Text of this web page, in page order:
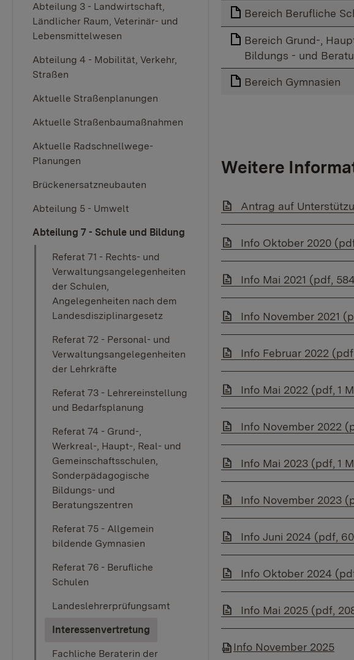
Abteilung 3 - Landwirtschaft,
Ländlicher Raum, Veterinär- und
Lebensmittelwesen
Abteilung 4 - Mobilität, Verkehr,
Straßen
Aktuelle Straßenplanungen
Aktuelle Straßenbaumaßnahmen
Aktuelle Radschnellwege-
Planungen
Brückenersatzneubauten
Abteilung 5 - Umwelt
Abteilung 7 - Schule und Bildung
Referat 71 - Rechts- und
Verwaltungsangelegenheiten
der Schulen,
Angelegenheiten nach dem
Landesdisziplinargesetz
Referat 72 - Personal- und
Verwaltungsangelegenheiten
der Lehrkräfte
Referat 73 - Lehrereinstellung
und Bedarfsplanung
Referat 74 - Grund-,
Werkreal-, Haupt-, Real- und
Gemeinschaftsschulen,
Sonderpädagogische
Bildungs- und
Beratungszentren
Referat 75 - Allgemein
bildende Gymnasien
Referat 76 - Berufliche
Schulen
Landeslehrerprüfungsamt
Interessenvertretung
Fachliche Beraterin der
Bereich Berufliche
Bereich Grund-,
Bildungs - und
Bereich Gymnasien
Weitere
Link auf Datei:
Antrag auf
Link auf Datei:
Info Oktober 2020
Link auf Datei:
Info Mai 2021 (pdf,
Link auf Datei:
Info November 2021
Link auf Datei:
Info Februar 2022
Link auf Datei:
Info Mai 2022 (pdf, 1
Link auf Datei:
Info November 2022
Link auf Datei:
Info Mai 2023 (pdf, 1
Link auf Datei:
Info November 2023
Link auf Datei:
Info Juni 2024 (pdf,
Link auf Datei:
Info Oktober 2024
Link auf Datei:
Info Mai 2025 (pdf,
Info November 2025